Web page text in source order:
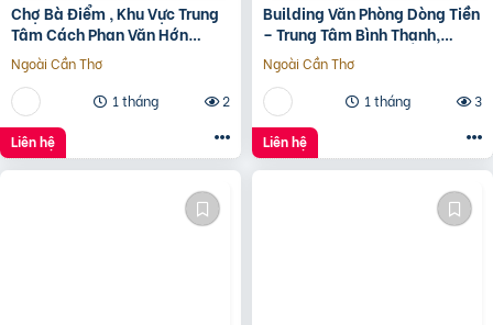
Chợ Bà Điểm , Khu Vực Trung
Tâm Cách Phan Văn Hớn
100m
Ngoài Cần Thơ
1 tháng
2
Liên hệ
Building Văn Phòng Dòng Tiền
– Trung Tâm Bình Thạnh,
Tp.hcm Chỉ 100Tr/M2 Đất
Ngoài Cần Thơ
1 tháng
3
Liên hệ